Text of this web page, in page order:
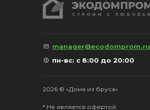
manager@ecodomprom.ru
пн-вс: с 8:00 до 20:00
2026 © «Дома из бруса»
* Не является офертой.